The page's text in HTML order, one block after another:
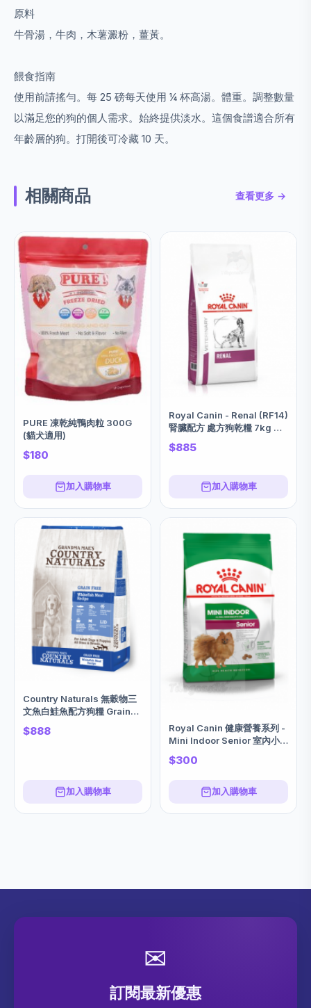
原料
牛骨湯，牛肉，木薯澱粉，薑黃。
餵食指南
使用前請搖勻。 每 25 磅每天使用 ¼ 杯高湯。 體重。 調整數量
以滿足您的狗的個人需求。 始終提供淡水。 這個食譜適合所有
年齡層的狗。 打開後可冷藏 10 天。
相關商品 查看更多 →
PURE 凍乾純鴨肉粒 300G
(貓犬適用)
$180
加入購物車
Royal Canin - Renal (RF14)
腎臟配方 處方狗乾糧 7kg 訂
購大約7個工作天
$885
加入購物車
Country Naturals 無穀物三
文魚白鮭魚配方狗糧 Grain
Free Whitefish Meal
Recipe 25磅
$888
加入購物車
Royal Canin 健康營養系列 -
Mini Indoor Senior 室內小
型老犬營養配方 狗乾糧 3kg
訂購大約7個工作天
$300
加入購物車
✉
訂閱最新優惠